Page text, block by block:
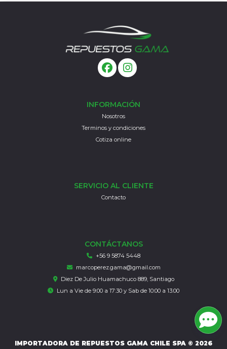
INFORMACIÓN
Nosotros
Terminos y condiciones
Cotiza online
SERVICIO AL CLIENTE
Contacto
CONTÁCTANOS
+56 9 5874 5448
marcoperez.gama@gmail.com
Diez De Julio Huamachuco 889, Santiago
Lun a Vie de 9:00 a 17:30 y Sab de 10:00 a 13:00
IMPORTADORA DE REPUESTOS GAMA CHILE SPA © 2026